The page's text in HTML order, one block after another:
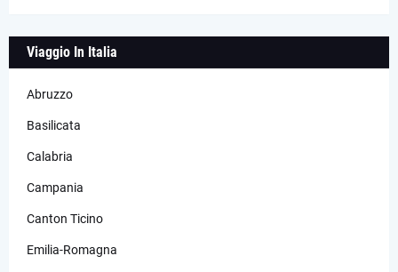
Viaggio In Italia
Abruzzo
Basilicata
Calabria
Campania
Canton Ticino
Emilia-Romagna